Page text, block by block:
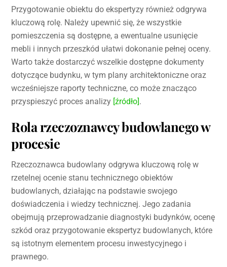
Przygotowanie obiektu do ekspertyzy również odgrywa
kluczową rolę. Należy upewnić się, że wszystkie
pomieszczenia są dostępne, a ewentualne usunięcie
mebli i innych przeszkód ułatwi dokonanie pełnej oceny.
Warto także dostarczyć wszelkie dostępne dokumenty
dotyczące budynku, w tym plany architektoniczne oraz
wcześniejsze raporty techniczne, co może znacząco
przyspieszyć proces analizy [źródło].
Rola rzeczoznawcy budowlanego w
procesie
Rzeczoznawca budowlany odgrywa kluczową rolę w
rzetelnej ocenie stanu technicznego obiektów
budowlanych, działając na podstawie swojego
doświadczenia i wiedzy technicznej. Jego zadania
obejmują przeprowadzanie diagnostyki budynków, ocenę
szkód oraz przygotowanie ekspertyz budowlanych, które
są istotnym elementem procesu inwestycyjnego i
prawnego.